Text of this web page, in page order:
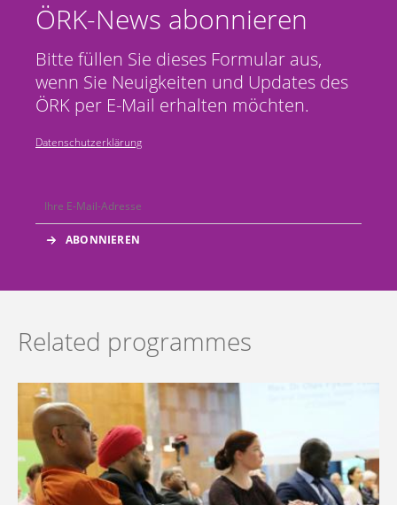
ÖRK-News abonnieren
Bitte füllen Sie dieses Formular aus,
wenn Sie Neuigkeiten und Updates des
ÖRK per E-Mail erhalten möchten.
Datenschutzerklärung
Related programmes